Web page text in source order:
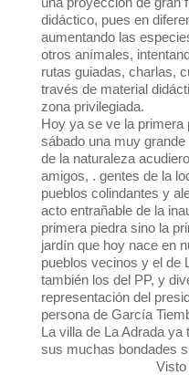
didáctico, pues en
aumentando las
otros anímales,
rutas guiadas, charlas,
través de material
zona privilegiada.
Hoy ya se ve la primera
sábado una muy
de la naturaleza
amigos, . gentes de la
pueblos colindantes y
acto entrañable de la
primera piedra sino la
jardín que hoy nace en
pueblos vecinos y el de
también los del PP, y
representación del
persona de García
La villa de La Adrada
sus muchas bondades